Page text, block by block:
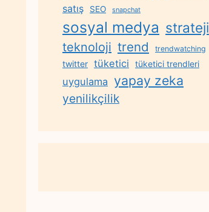
satış SEO snapchat
sosyal medya strateji
teknoloji trend trendwatching
twitter tüketici tüketici trendleri
uygulama yapay zeka
yenilikçilik